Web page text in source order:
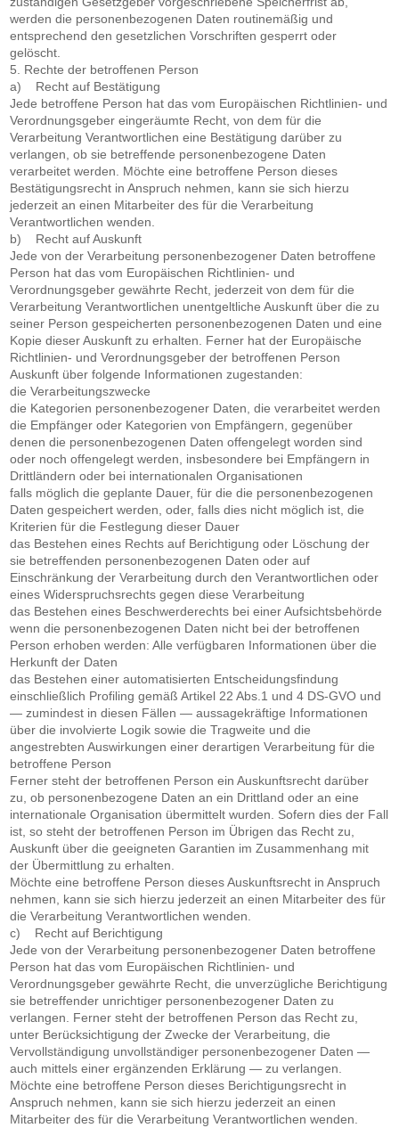
werden die personenbezogenen Daten routinemäßig und
entsprechend den gesetzlichen Vorschriften gesperrt oder
gelöscht.
5. Rechte der betroffenen Person
a) Recht auf Bestätigung
Jede betroffene Person hat das vom Europäischen Richtlinien- und
Verordnungsgeber eingeräumte Recht, von dem für die
Verarbeitung Verantwortlichen eine Bestätigung darüber zu
verlangen, ob sie betreffende personenbezogene Daten
verarbeitet werden. Möchte eine betroffene Person dieses
Bestätigungsrecht in Anspruch nehmen, kann sie sich hierzu
jederzeit an einen Mitarbeiter des für die Verarbeitung
Verantwortlichen wenden.
b) Recht auf Auskunft
Jede von der Verarbeitung personenbezogener Daten betroffene
Person hat das vom Europäischen Richtlinien- und
Verordnungsgeber gewährte Recht, jederzeit von dem für die
Verarbeitung Verantwortlichen unentgeltliche Auskunft über die zu
seiner Person gespeicherten personenbezogenen Daten und eine
Kopie dieser Auskunft zu erhalten. Ferner hat der Europäische
Richtlinien- und Verordnungsgeber der betroffenen Person
Auskunft über folgende Informationen zugestanden:
die Verarbeitungszwecke
die Kategorien personenbezogener Daten, die verarbeitet werden
die Empfänger oder Kategorien von Empfängern, gegenüber
denen die personenbezogenen Daten offengelegt worden sind
oder noch offengelegt werden, insbesondere bei Empfängern in
Drittländern oder bei internationalen Organisationen
falls möglich die geplante Dauer, für die die personenbezogenen
Daten gespeichert werden, oder, falls dies nicht möglich ist, die
Kriterien für die Festlegung dieser Dauer
das Bestehen eines Rechts auf Berichtigung oder Löschung der
sie betreffenden personenbezogenen Daten oder auf
Einschränkung der Verarbeitung durch den Verantwortlichen oder
eines Widerspruchsrechts gegen diese Verarbeitung
das Bestehen eines Beschwerderechts bei einer Aufsichtsbehörde
wenn die personenbezogenen Daten nicht bei der betroffenen
Person erhoben werden: Alle verfügbaren Informationen über die
Herkunft der Daten
das Bestehen einer automatisierten Entscheidungsfindung
einschließlich Profiling gemäß Artikel 22 Abs.1 und 4 DS-GVO und
— zumindest in diesen Fällen — aussagekräftige Informationen
über die involvierte Logik sowie die Tragweite und die
angestrebten Auswirkungen einer derartigen Verarbeitung für die
betroffene Person
Ferner steht der betroffenen Person ein Auskunftsrecht darüber
zu, ob personenbezogene Daten an ein Drittland oder an eine
internationale Organisation übermittelt wurden. Sofern dies der Fall
ist, so steht der betroffenen Person im Übrigen das Recht zu,
Auskunft über die geeigneten Garantien im Zusammenhang mit
der Übermittlung zu erhalten.
Möchte eine betroffene Person dieses Auskunftsrecht in Anspruch
nehmen, kann sie sich hierzu jederzeit an einen Mitarbeiter des für
die Verarbeitung Verantwortlichen wenden.
c) Recht auf Berichtigung
Jede von der Verarbeitung personenbezogener Daten betroffene
Person hat das vom Europäischen Richtlinien- und
Verordnungsgeber gewährte Recht, die unverzügliche Berichtigung
sie betreffender unrichtiger personenbezogener Daten zu
verlangen. Ferner steht der betroffenen Person das Recht zu,
unter Berücksichtigung der Zwecke der Verarbeitung, die
Vervollständigung unvollständiger personenbezogener Daten —
auch mittels einer ergänzenden Erklärung — zu verlangen.
Möchte eine betroffene Person dieses Berichtigungsrecht in
Anspruch nehmen, kann sie sich hierzu jederzeit an einen
Mitarbeiter des für die Verarbeitung Verantwortlichen wenden.